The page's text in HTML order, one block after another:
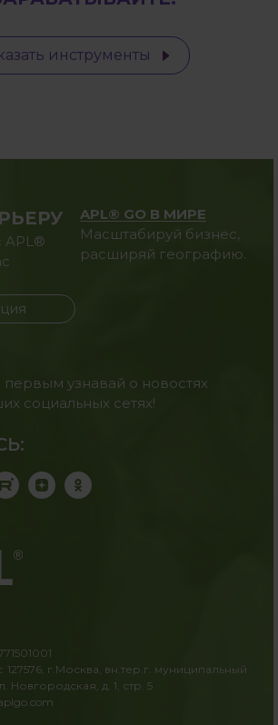
инструменты
APL®
APL® GO В МИРЕ
Масштабируй бизнес,
расширяй географию.
узнавай о новостях
социальных сетях!
г.Москва, вн.тер.г. муниципальный
Новгородская, д. 1, стр. 5